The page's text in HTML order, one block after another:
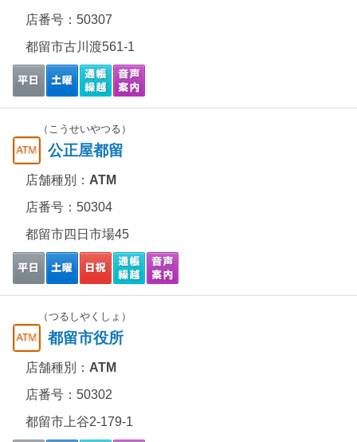
店番号：50307
都留市古川渡561-1
（こうせいやつる）
公正屋都留
店舗種別： ATM
店番号：50304
都留市四日市場45
（つるしやくしょ）
都留市役所
店舗種別： ATM
店番号：50302
都留市上谷2-179-1